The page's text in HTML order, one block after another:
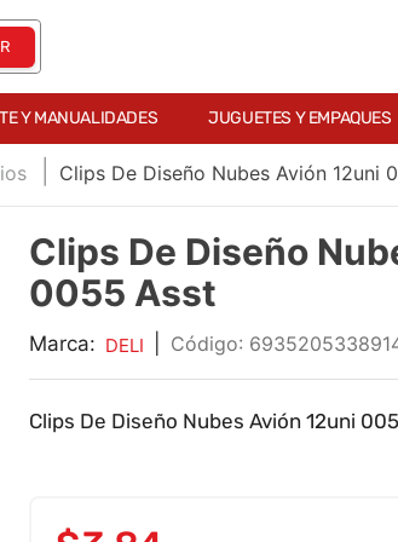
Y MANUALIDADES JUGUETES Y EMPAQUES
Clips De Diseño Nubes Avión 12uni
Clips De Diseño
0055 Asst
Marca: DELI :
Clips De Diseño Nubes Avión 12uni